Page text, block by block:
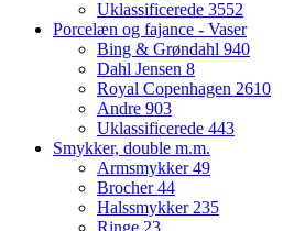
Uklassificerede 3552
Porcelæn og fajance - Vaser
Bing & Grøndahl 940
Dahl Jensen 8
Royal Copenhagen 2610
Andre 903
Uklassificerede 443
Smykker, double m.m.
Armsmykker49
Brocher44
Halssmykker 235
Ringe 23